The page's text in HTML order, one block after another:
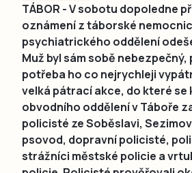
TÁBOR - V sobotu dopoledne
oznámení z táborské
psychiatrického oddělení
Muž byl sám sobě
potřeba ho co nejrychleji
velká pátrací akce, do které se
obvodního oddělení v Táboře
policisté ze Soběslavi,
psovod, dopravní policisté,
strážníci městské policie a